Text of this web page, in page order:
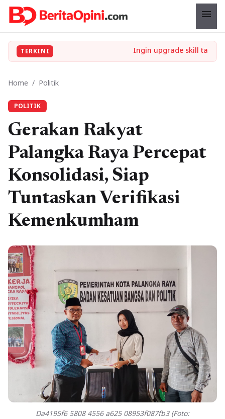
menu
TERKINI
Home / Politik
POLITIK
Gerakan Rakyat
Palangka Raya Percepat
Konsolidasi, Siap
Tuntaskan Verifikasi
Kemenkumham
Da4195f6 5808 4556 a625 08953f087fb3 (Foto: